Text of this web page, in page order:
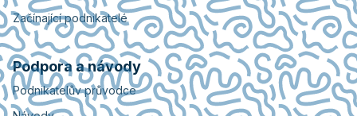
Začínající podnikatelé
Podpora a návody
Podnikatelův průvodce